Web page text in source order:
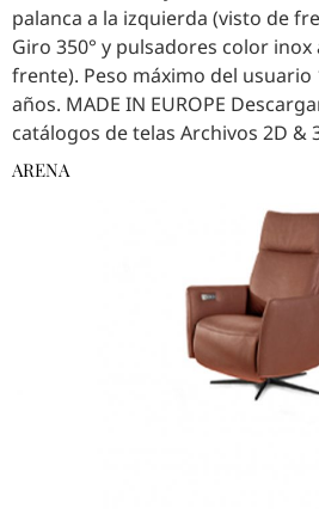
palanca a la izquierda (visto de
Giro 350° y pulsadores color
frente). Peso máximo del
años. MADE IN EUROPE
catálogos de telas Archivos 2D &
ARENA